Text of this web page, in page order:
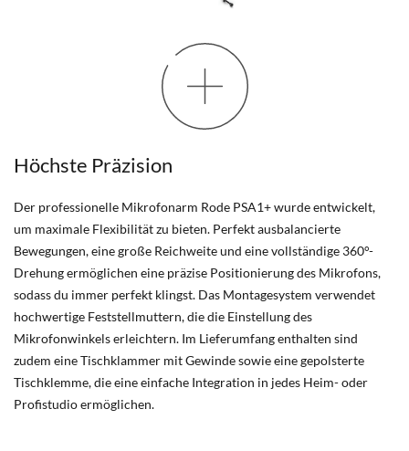
Höchste Präzision
Der professionelle Mikrofonarm Rode PSA1+ wurde entwickelt,
um maximale Flexibilität zu bieten. Perfekt ausbalancierte
Bewegungen, eine große Reichweite und eine vollständige 360°-
Drehung ermöglichen eine präzise Positionierung des Mikrofons,
sodass du immer perfekt klingst. Das Montagesystem verwendet
hochwertige Feststellmuttern, die die Einstellung des
Mikrofonwinkels erleichtern. Im Lieferumfang enthalten sind
zudem eine Tischklammer mit Gewinde sowie eine gepolsterte
Tischklemme, die eine einfache Integration in jedes Heim- oder
Profistudio ermöglichen.